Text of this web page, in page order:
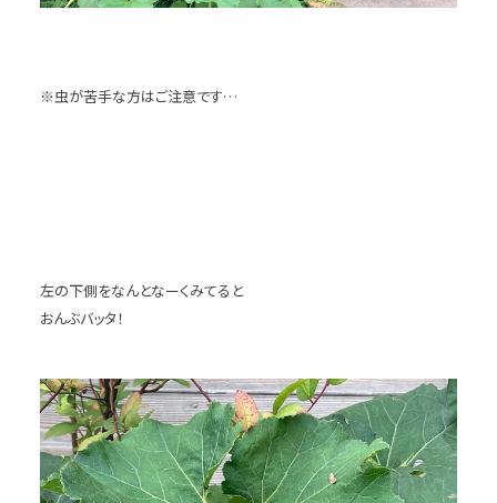
※虫が苦手な方はご注意です…
左の下側をなんとなーくみてると
おんぶバッタ！